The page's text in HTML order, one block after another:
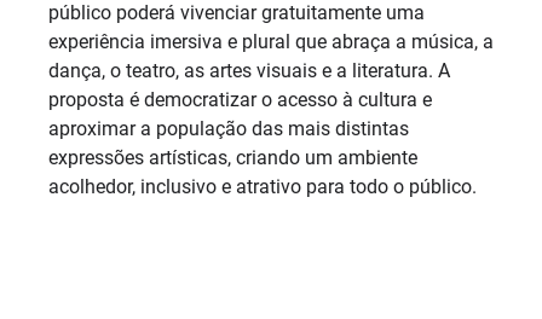
público poderá vivenciar gratuitamente uma
experiência imersiva e plural que abraça a música, a
dança, o teatro, as artes visuais e a literatura. A
proposta é democratizar o acesso à cultura e
aproximar a população das mais distintas
expressões artísticas, criando um ambiente
acolhedor, inclusivo e atrativo para todo o público.